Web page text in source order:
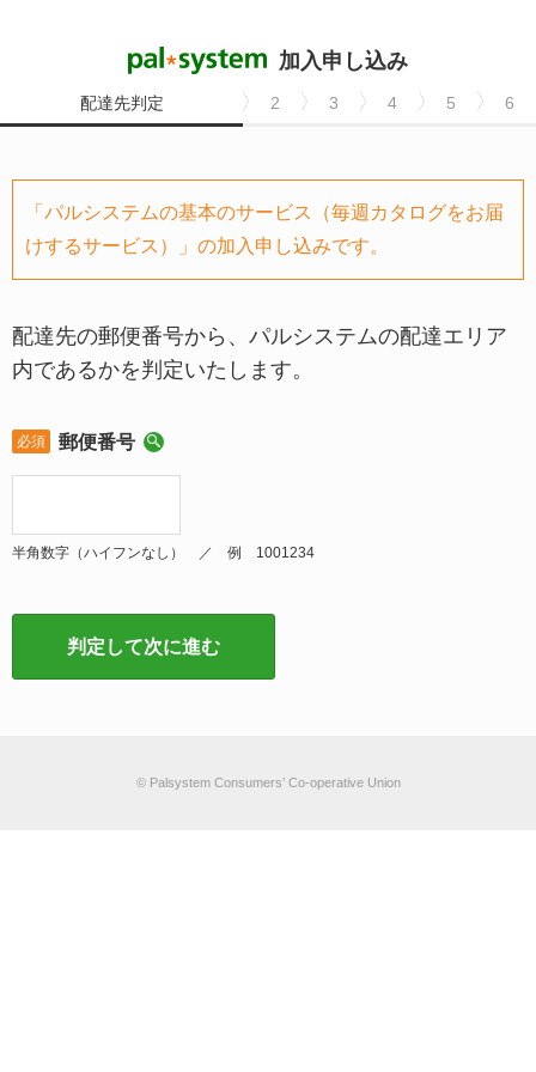
加入申し込み
配達先判定 2 3 4 5 6
「パルシステムの基本のサービス（毎週カタログをお届
けするサービス）」の加入申し込みです。
配達先の郵便番号から、パルシステムの配達エリア
内であるかを判定いたします。
必須 郵便番号
半角数字（ハイフンなし） ／ 例 1001234
判定して次に進む
© Palsystem Consumers’ Co-operative Union